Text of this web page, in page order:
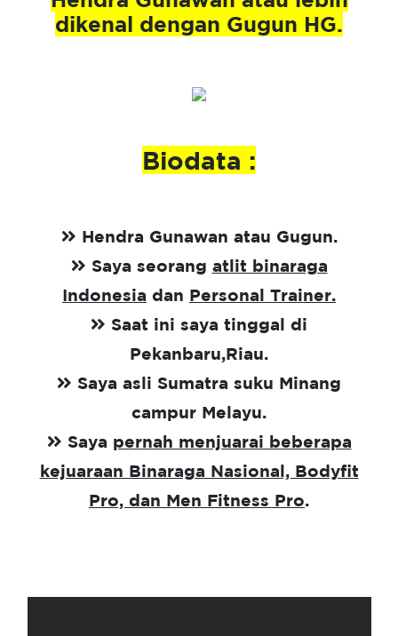
dikenal dengan Gugun HG.
Biodata :
Hendra Gunawan atau Gugun.
Saya seorang atlit binaraga
Indonesia dan Personal Trainer.
Saat ini saya tinggal di
Pekanbaru,Riau.
Saya asli Sumatra suku Minang
campur Melayu.
Saya pernah menjuarai beberapa
kejuaraan Binaraga Nasional, Bodyfit
Pro, dan Men Fitness Pro.